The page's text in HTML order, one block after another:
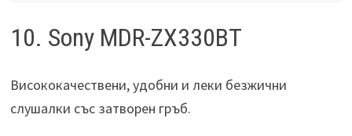
10. Sony MDR-ZX330BT
Висококачествени, удобни и леки безжични
слушалки със затворен гръб.